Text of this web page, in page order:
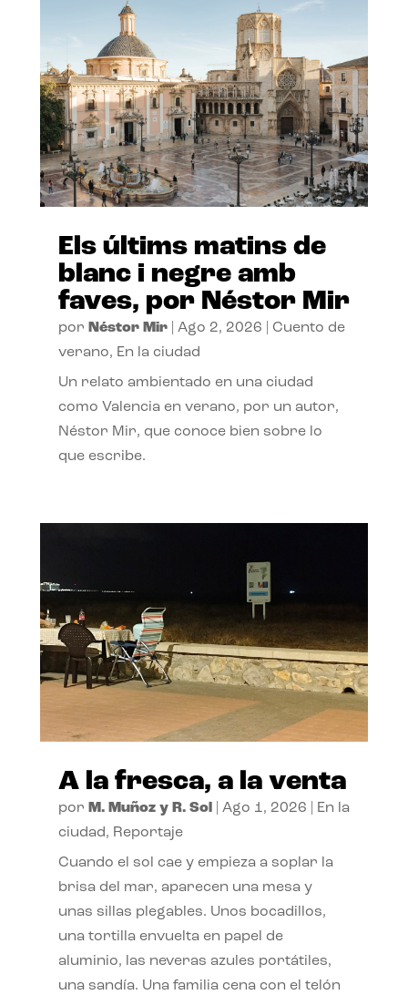
Els últims matins de
blanc i negre amb
faves, por Néstor Mir
por Néstor Mir| Ago 2, 2026
Cuento de
verano, En la ciudad
Un relato ambientado en una ciudad
como Valencia en verano, por un autor,
Néstor Mir, que conoce bien sobre lo
que escribe.
A la fresca, a la venta
por M. Muñoz y R. Sol| Ago 1, 2026
En la
ciudad, Reportaje
Cuando el sol cae y empieza a soplar la
brisa del mar, aparecen una mesa y
unas sillas plegables. Unos bocadillos,
una tortilla envuelta en papel de
aluminio, las neveras azules portátiles,
una sandía. Una familia cena con el telón